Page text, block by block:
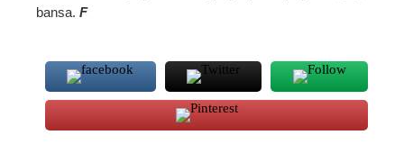
bansa. F